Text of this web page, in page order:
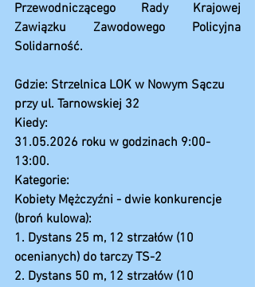
Przewodniczącego Rady Krajowej
Zawiązku Zawodowego Policyjna
Solidarność.
Gdzie: Strzelnica LOK w Nowym Sączu
przy ul. Tarnowskiej 32
Kiedy:
31.05.2026 roku w godzinach 9:00-
13:00.
Kategorie:
Kobiety Mężczyźni - dwie konkurencje
(broń kulowa):
1. Dystans 25 m, 12 strzałów (10
ocenianych) do tarczy TS-2
2. Dystans 50 m, 12 strzałów (10